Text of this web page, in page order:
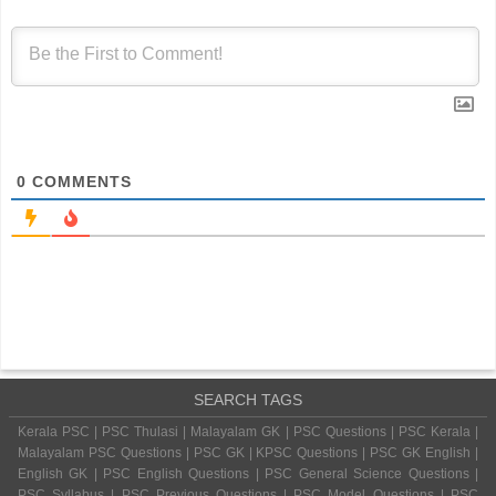
0 COMMENTS
SEARCH TAGS
Kerala PSC | PSC Thulasi | Malayalam GK | PSC Questions | PSC Kerala |
Malayalam PSC Questions | PSC GK | KPSC Questions | PSC GK English |
English GK | PSC English Questions | PSC General Science Questions |